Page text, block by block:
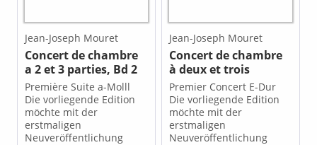
Jean-Joseph Mouret
Concert de chambre
a 2 et 3 parties, Bd 2
Première Suite a-Molll
Die vorliegende Edition
möchte mit der
erstmaligen
Neuveröffentlichung
Jean-Joseph Mouret
Concert de chambre
à deux et trois
parties
Premier Concert E-Dur
Die vorliegende Edition
möchte mit der
erstmaligen
Neuveröffentlichung